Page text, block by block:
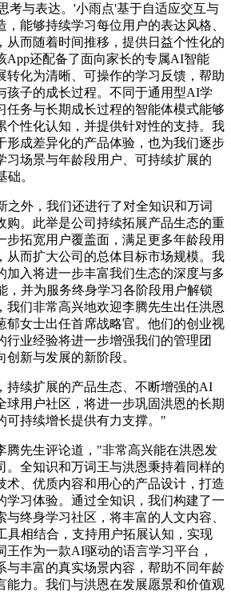
考与表达。'小雨点'基于自适应交互与
能够持续学习每位用户的表达风格、
从而随着时间推移，提供日益个性化的
App还配备了面向家长的专属AI智能
转化为清晰、可操作的学习反馈，帮助
孩子的成长过程。不同于通用型AI学
任务与长期成长过程的智能体模式能够
个性化认知，并提供针对性的支持。我
形成差异化的产品体验，也为我们逐步
习场景与年龄段用户、可持续扩展的
。
之外，我们还进行了对全知识和万词
购。此举是公司持续拓展产品生态的重
步拓宽用户覆盖面，满足更多年龄段用
从而扩大公司的总体目标市场规模。我
加入将进一步丰富我们生态的深度与多
，并为服务终身学习各阶段用户解锁
我们非常高兴地欢迎李腾先生出任洪恩
郁女士出任首席战略官。他们的创业视
行业经验将进一步增强我们的管理团
新与发展的新阶段。
持续扩展的产品生态、不断增强的AI
球用户社区，将进一步巩固洪恩的长期
可持续增长提供有力支撑。"
腾先生评论道，"非常高兴能在洪恩发
。全知识和万词王与洪恩秉持着同样的
术、优质内容和用心的产品设计，打造
学习体验。通过全知识，我们构建了一
终身学习社区，将丰富的人文内容、
具相结合，支持用户拓展认知，实现
王作为一款AI驱动的语言学习平台，
与丰富的真实场景内容，帮助不同年龄
能力。我们与洪恩在发展愿景和价值观